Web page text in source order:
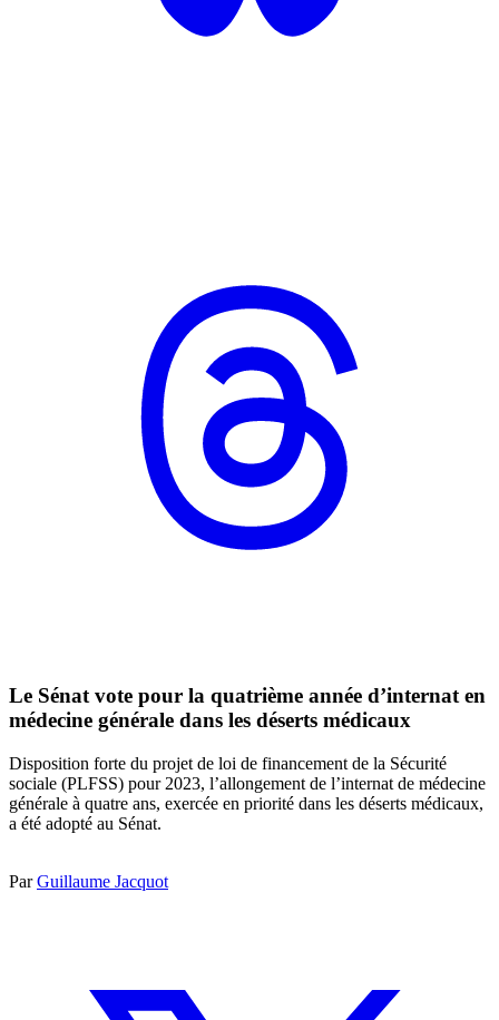
Le Sénat vote pour la quatrième année d’internat en
médecine générale dans les déserts médicaux
Disposition forte du projet de loi de financement de la Sécurité
sociale (PLFSS) pour 2023, l’allongement de l’internat de médecine
générale à quatre ans, exercée en priorité dans les déserts médicaux,
a été adopté au Sénat.
ParGuillaume Jacquot